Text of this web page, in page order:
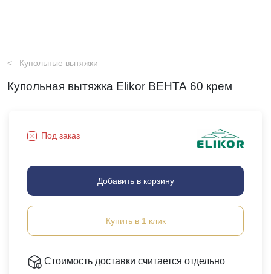
Купольные вытяжки
Купольная вытяжка Elikor ВЕНТА 60 крем
Под заказ
Добавить в корзину
Купить в 1 клик
Стоимость доставки считается отдельно